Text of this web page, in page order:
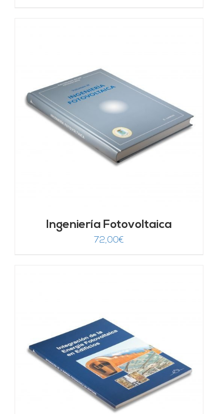
Ingeniería Fotovoltaica
72,00€